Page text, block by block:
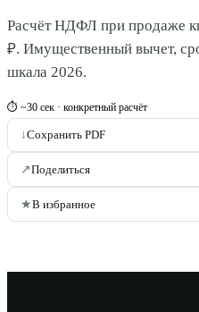
Расчёт НДФЛ при продаже
₽. Имущественный вычет,
шкала 2026.
⏱ ~30 сек · конкретный расчёт
↓Сохранить PDF
↗Поделиться
★В избранное